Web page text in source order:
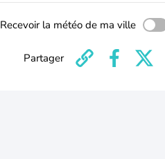
Recevoir la météo de ma ville
Partager